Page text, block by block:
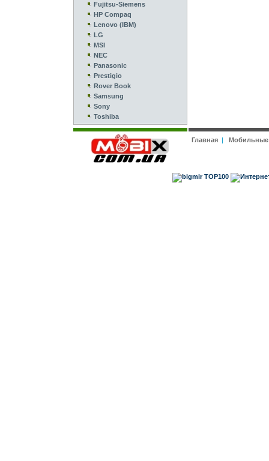
Fujitsu-Siemens
HP Compaq
Lenovo (IBM)
LG
MSI
NEC
Panasonic
Prestigio
Rover Book
Samsung
Sony
Toshiba
Главная|